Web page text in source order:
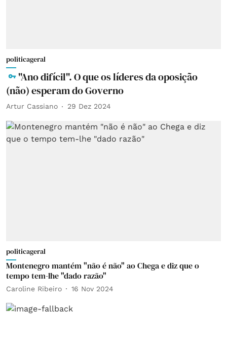
politicageral
"Ano difícil". O que os líderes da oposição
(não) esperam do Governo
Artur Cassiano 29 Dez 2024
politicageral
Montenegro mantém "não é não" ao Chega e diz que o
tempo tem-lhe "dado razão"
Caroline Ribeiro 16 Nov 2024